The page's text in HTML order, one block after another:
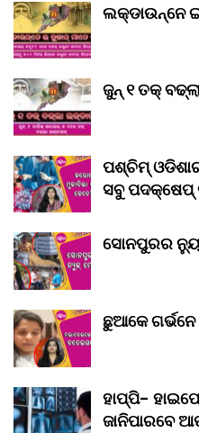
ଲକ୍‌ଡାଉନ୍‌ନେ ଇ
ଜୁନ୍ ୧ ତକ୍
ପଶ୍ଚିମ୍ ଓଡିଶାର୍
ସବୁ ପଦକ୍ଷେପ୍
ସୋନପୁରର
ଛୁଆକେ
ହାପ୍ପି-
ଜାନିପାରବେ